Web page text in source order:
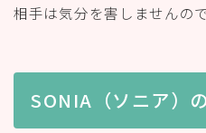
相手は気分を害しませんの
SONIA（ソニア）